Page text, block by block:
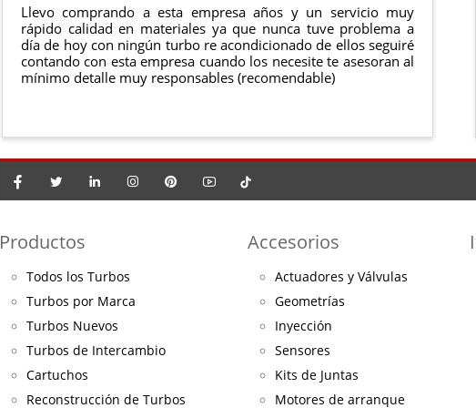
Llevo comprando a esta empresa años y un servicio muy
rápido calidad en materiales ya que nunca tuve problema a
día de hoy con ningún turbo re acondicionado de ellos seguiré
contando con esta empresa cuando los necesite te asesoran al
mínimo detalle muy responsables (recomendable)
Productos
Todos los Turbos
Turbos por Marca
Turbos Nuevos
Turbos de Intercambio
Cartuchos
Reconstrucción de Turbos
Accesorios
Actuadores y Válvulas
Geometrías
Inyección
Sensores
Kits de Juntas
Motores de arranque